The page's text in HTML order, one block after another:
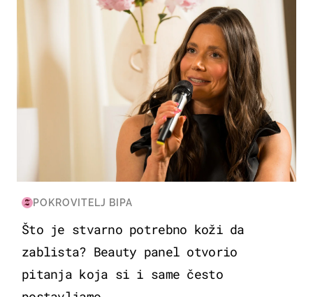
POKROVITELJ BIPA
Što je stvarno potrebno koži da
zablista? Beauty panel otvorio
pitanja koja si i same često